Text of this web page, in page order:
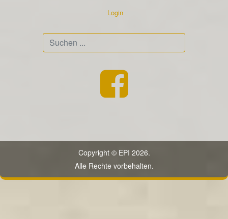
Login
Copyright © EPI 2026.
Alle Rechte vorbehalten.